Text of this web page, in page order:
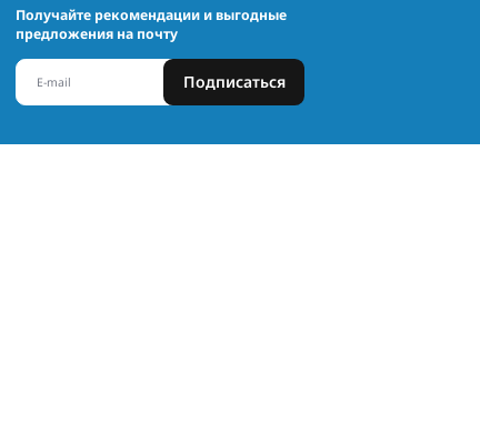
Получайте рекомендации и выгодные
предложения на почту
Подписаться